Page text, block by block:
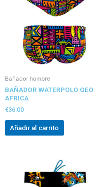
Bañador hombre
BAÑADOR WATERPOLO GEO
AFRICA
€36.00
Añadir al carrito